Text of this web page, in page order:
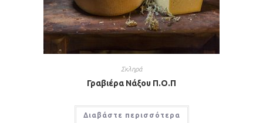
Σκληρά
Γραβιέρα Νάξου Π.Ο.Π
Διαβάστε περισσότερα